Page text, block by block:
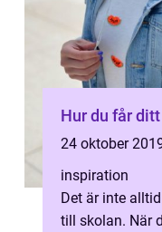
Hur du får
24 oktober
inspiration
Det är inte
till skolan. När